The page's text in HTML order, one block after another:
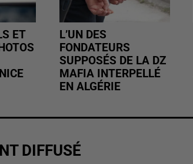
ET
L’UN DES
FONDATEURS
SUPPOSÉS DE LA DZ
MAFIA INTERPELLÉ
EN ALGÉRIE
DIFFUSÉ